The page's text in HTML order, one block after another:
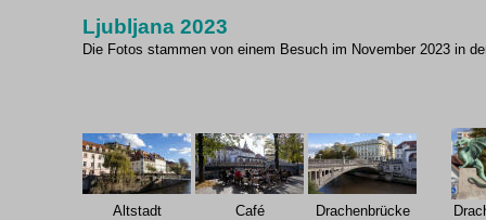
Ljubljana 2023
Die Fotos stammen von einem Besuch im November 2023 in
Altstadt Café Drachenbrücke